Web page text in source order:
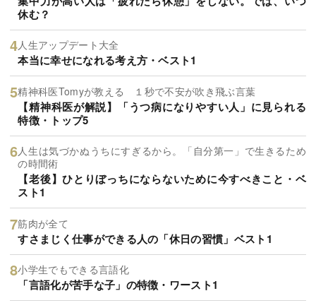
休む？
人生アップデート大全
本当に幸せになれる考え方・ベスト1
精神科医Tomyが教える １秒で不安が吹き飛ぶ言葉
【精神科医が解説】「うつ病になりやすい人」に見られる
特徴・トップ5
人生は気づかぬうちにすぎるから。「自分第一」で生きるため
の時間術
【老後】ひとりぼっちにならないために今すべきこと・ベ
スト1
筋肉が全て
すさまじく仕事ができる人の「休日の習慣」ベスト1
小学生でもできる言語化
「言語化が苦手な子」の特徴・ワースト1